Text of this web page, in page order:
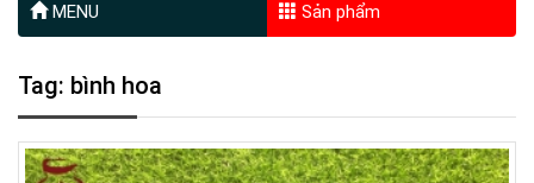
MENU Sản phẩm
Tag: bình hoa